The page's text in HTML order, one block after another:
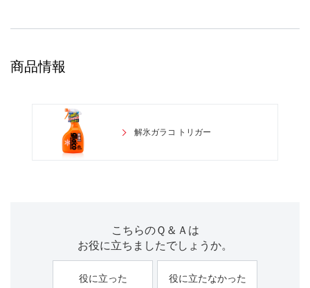
商品情報
解氷ガラコ トリガー
こちらのＱ＆Ａは
お役に立ちましたでしょうか。
役に立った 役に立たなかった